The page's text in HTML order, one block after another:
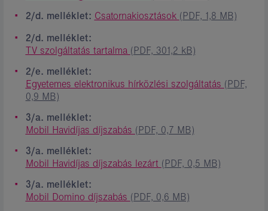
2/d. melléklet: Csatornakiosztások (PDF, 1,8 MB)
2/d. melléklet:
TV szolgáltatás tartalma (PDF, 301,2 kB)
2/e. melléklet:
Egyetemes elektronikus hírközlési szolgáltatás (PDF,
0,9 MB)
3/a. melléklet:
Mobil Havidíjas díjszabás (PDF, 0,7 MB)
3/a. melléklet:
Mobil Havidíjas díjszabás lezárt (PDF, 0,5 MB)
3/a. melléklet:
Mobil Domino díjszabás (PDF, 0,6 MB)